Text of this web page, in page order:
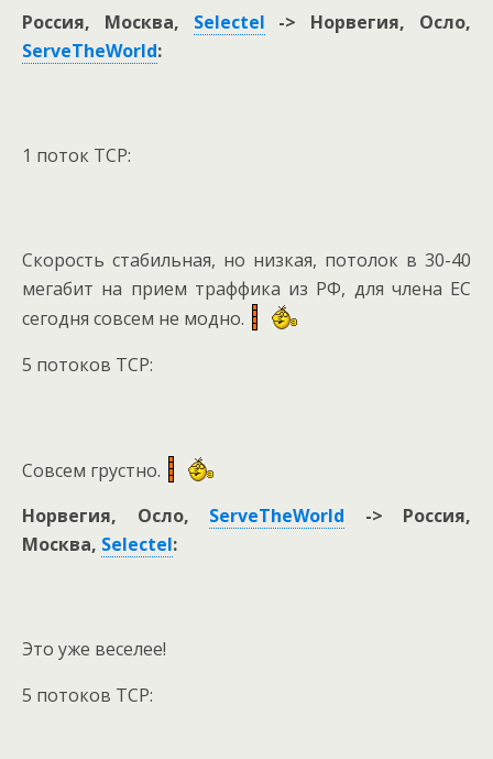
Россия, Москва, Selectel -> Норвегия, Осло,
ServeTheWorld:
1 поток TCP:
Скорость стабильная, но низкая, потолок в 30-40
мегабит на прием траффика из РФ, для члена EC
сегодня совсем не модно.
5 потоков TCP:
Совсем грустно.
Норвегия, Осло, ServeTheWorld -> Россия,
Москва, Selectel:
Это уже веселее!
5 потоков TCP: